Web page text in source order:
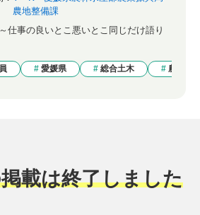
農地整備課
事の良いとこ悪いとこ同じだけ語り
愛媛県 総合土木 農業土
載は終了しました